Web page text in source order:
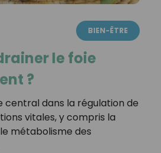
BIEN-ÊTRE
le foie
?
central dans la régulation de
vitales, y compris la
métabolisme des